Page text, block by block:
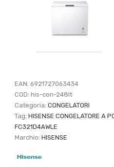
EAN: 6921727063434
COD:his-con-248lt
Categoria:CONGELATORI
Tag:HISENSE CONGELATORE A
FC321D4AWLE
Marchio:HISENSE